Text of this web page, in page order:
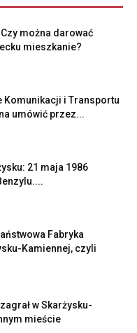
można darować
mieszkanie?
Komunikacji i Transportu
umówić przez...
21 maja 1986
Fabryka
Kamiennej, czyli
w Skarżysku-
mieście